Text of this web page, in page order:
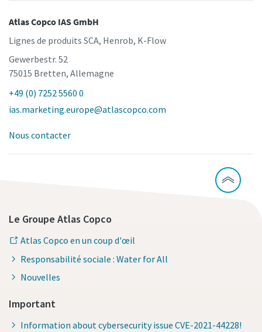
Atlas Copco IAS GmbH
Lignes de produits SCA, Henrob, K-Flow
Gewerbestr. 52
75015 Bretten, Allemagne
+49 (0) 7252 5560 0
ias.marketing.europe@atlascopco.com
Nous contacter
Le Groupe Atlas Copco
Atlas Copco en un coup d'œil
Responsabilité sociale : Water for All
Nouvelles
Important
Information about cybersecurity issue CVE-2021-44228!